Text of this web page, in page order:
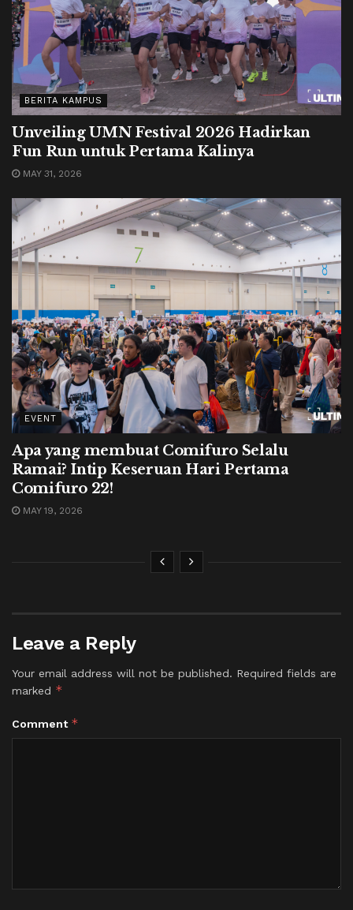
BERITA KAMPUS
Unveiling UMN Festival 2026 Hadirkan
Fun Run untuk Pertama Kalinya
MAY 31, 2026
EVENT
Apa yang membuat Comifuro Selalu
Ramai? Intip Keseruan Hari Pertama
Comifuro 22!
MAY 19, 2026
Leave a Reply
Your email address will not be published. Required fields are
marked *
Comment *